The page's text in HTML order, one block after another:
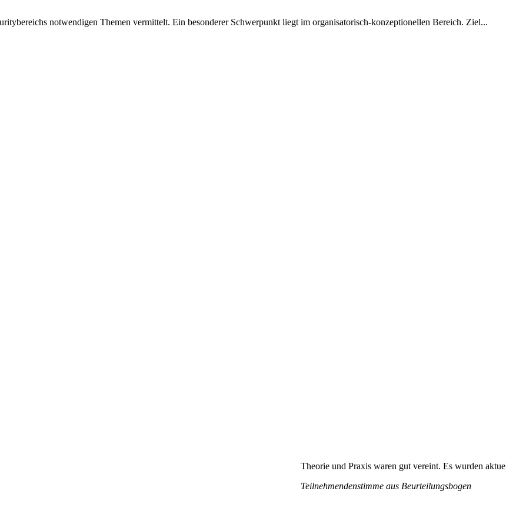
notwendigen Themen vermittelt. Ein besonderer Schwerpunkt liegt im organisatorisch-konzeptionellen Bereich. Ziel...
Theorie und Praxis waren gut vereint. Es wurden
Teilnehmendenstimme aus Beurteilungsbogen